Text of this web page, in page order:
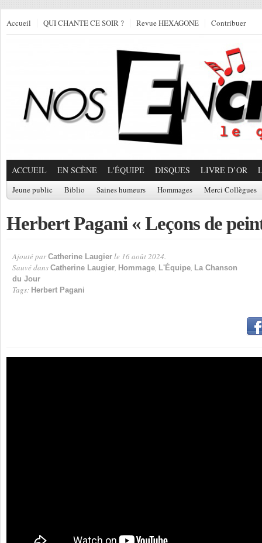
Accueil QUI CHANTE CE SOIR ? Revue HEXAGONE Contribuer
ACCUEIL EN SCÈNE L'ÉQUIPE DISQUES LIVRE D’OR
Jeune public Biblio Saines humeurs Hommages Merci Collègues
Herbert Pagani « Leçons de
Ajouté par Catherine Laugier le 16 août 2024.
Sauvé dans Catherine Laugier, Hommage, L'Équipe, La Chanson
du Jour
Tags: Herbert Pagani